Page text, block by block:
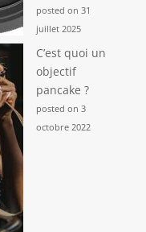
posted on 31
juillet 2025
C’est quoi un
objectif
pancake ?
posted on 3
octobre 2022